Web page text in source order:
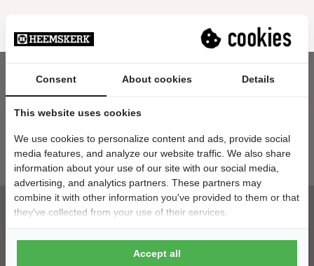
E-mailadres
Klantenservice
Consent About cookies Details
This website uses cookies
We use cookies to personalize content and ads, provide social
media features, and analyze our website traffic. We also share
information about your use of our site with our social media,
advertising, and analytics partners. These partners may
combine it with other information you've provided to them or that
they've collected from your use of their services.
Accept all